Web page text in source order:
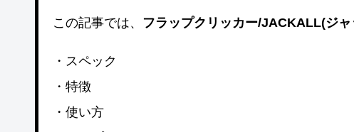
この記事では、 フラップクリッカー/JACKALL(ジャ
・スペック
・特徴
・使い方